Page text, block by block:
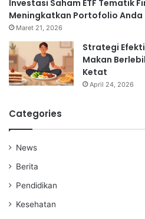
Investasi Saham ETF Tematik
Meningkatkan Portofolio Anda
Maret 21, 2026
Strategi
Makan
Ketat
April 24, 2026
Categories
News
Berita
Pendidikan
Kesehatan